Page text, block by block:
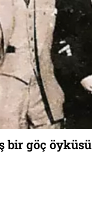
bir göç öyküsü